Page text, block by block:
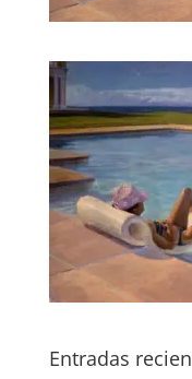
Entradas